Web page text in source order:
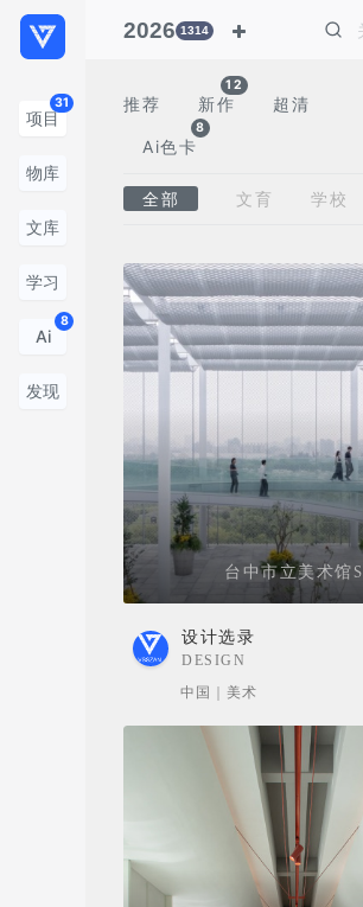
项目
31
物库
文库
学习
Ai
8
发现
2026 1314
推荐 新作
12
超清
Ai色卡
8
全部 文育 学校
台中市立美术馆S
设计选录
DESIGN
中国 | 美术